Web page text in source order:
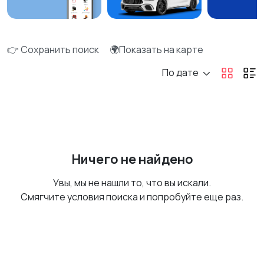
👉 Сохранить поиск
🌍Показать на карте
По дате
Ничего не найдено
Увы, мы не нашли то, что вы искали.
Смягчите условия поиска и попробуйте еще раз.